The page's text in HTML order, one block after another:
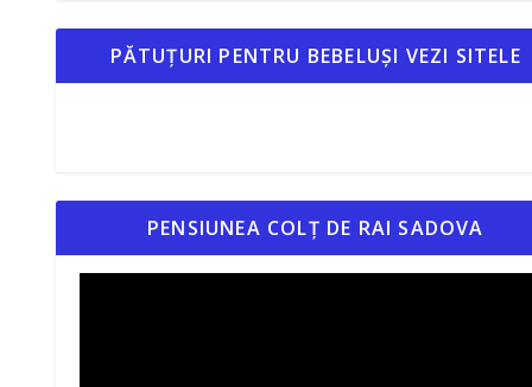
PĂTUȚURI PENTRU BEBELUȘI VEZI SITELE
PENSIUNEA COLȚ DE RAI SADOVA